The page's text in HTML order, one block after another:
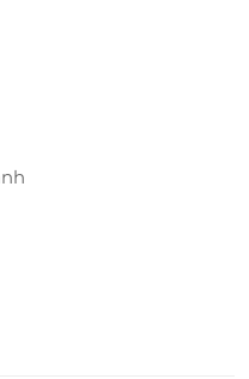
bộ trang phục.